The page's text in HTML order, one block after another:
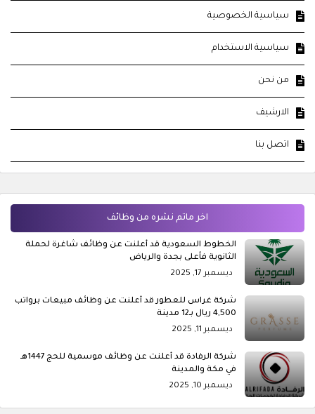
سياسية الخصوصية
سياسية الاستخدام
من نحن
الارشيف
اتصل بنا
اخر ماتم نشره من وظائف
الخطوط السعودية قد أعلنت عن وظائف شاغرة لحملة
الثانوية فأعلى بجدة والرياض
ديسمبر 17, 2025
شركة غراس للعطور قد أعلنت عن وظائف مبيعات برواتب
4,500 ريال بـ12 مدينة
ديسمبر 11, 2025
شركة الرفادة قد أعلنت عن وظائف موسمية للحج 1447هـ
في مكة والمدينة
ديسمبر 10, 2025